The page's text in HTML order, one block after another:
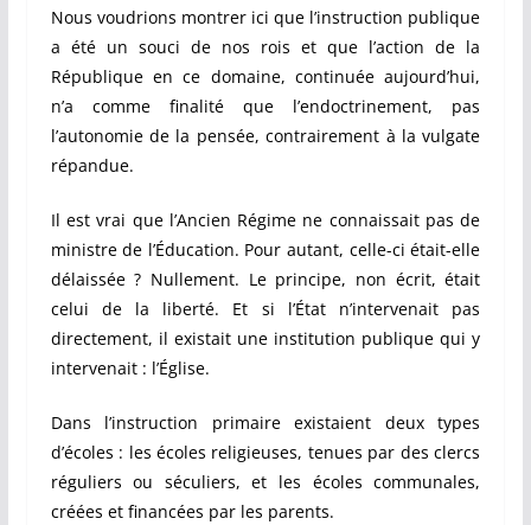
Nous voudrions montrer ici que l’instruction publique
a été un souci de nos rois et que l’action de la
République en ce domaine, continuée aujourd’hui,
n’a comme finalité que l’endoctrinement, pas
l’autonomie de la pensée, contrairement à la vulgate
répandue.
Il est vrai que l’Ancien Régime ne connaissait pas de
ministre de l’Éducation. Pour autant, celle-ci était-elle
délaissée ? Nullement. Le principe, non écrit, était
celui de la liberté. Et si l’État n’intervenait pas
directement, il existait une institution publique qui y
intervenait : l’Église.
Dans l’instruction primaire existaient deux types
d’écoles : les écoles religieuses, tenues par des clercs
réguliers ou séculiers, et les écoles communales,
créées et financées par les parents.